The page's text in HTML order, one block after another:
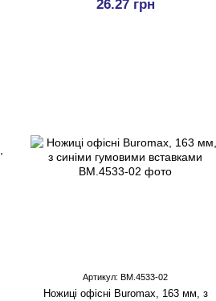
26.27 грн
Артикул: BM.4533-02
Ножицi офісні Buromax, 163 мм, з